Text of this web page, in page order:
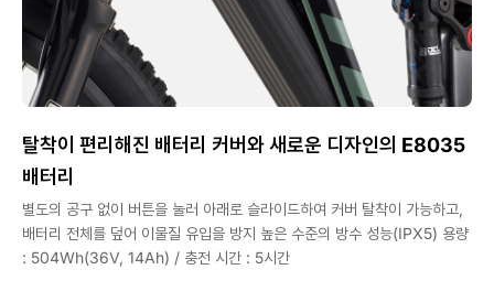
탈착이 편리해진 배터리 커버와 새로운 디자인의 E8035
배터리
별도의 공구 없이 버튼을 눌러 아래로 슬라이드하여 커버 탈착이 가능하고,
배터리 전체를 덮어 이물질 유입을 방지 높은 수준의 방수 성능(IPX5) 용량
: 504Wh(36V, 14Ah) / 충전 시간 : 5시간